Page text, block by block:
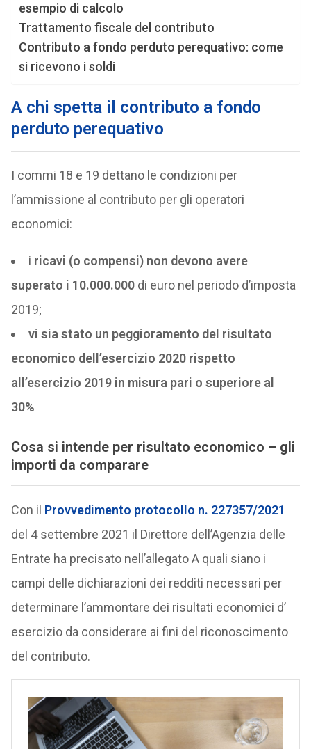
esempio di calcolo
Trattamento fiscale del contributo
Contributo a fondo perduto perequativo: come
si ricevono i soldi
A chi spetta il contributo a fondo
perduto perequativo
I commi 18 e 19 dettano le condizioni per
l’ammissione al contributo per gli operatori
economici:
i ricavi (o compensi) non devono avere
superato i 10.000.000di euro nel periodo d’imposta
2019;
vi sia stato un peggioramento del risultato
economico dell’esercizio 2020 rispetto
all’esercizio 2019 in misura pari o superiore al
30%
Cosa si intende per risultato economico – gli
importi da comparare
Con il Provvedimento protocollo n. 227357/2021
del 4 settembre 2021 il Direttore dell’Agenzia delle
Entrate ha precisato nell’allegato A quali siano i
campi delle dichiarazioni dei redditi necessari per
determinare l’ammontare dei risultati economici d’
esercizio da considerare ai fini del riconoscimento
del contributo.